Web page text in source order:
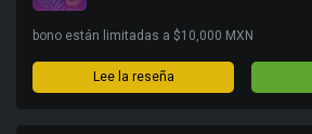
bono están limitadas a $10,000 MXN
Lee la reseña